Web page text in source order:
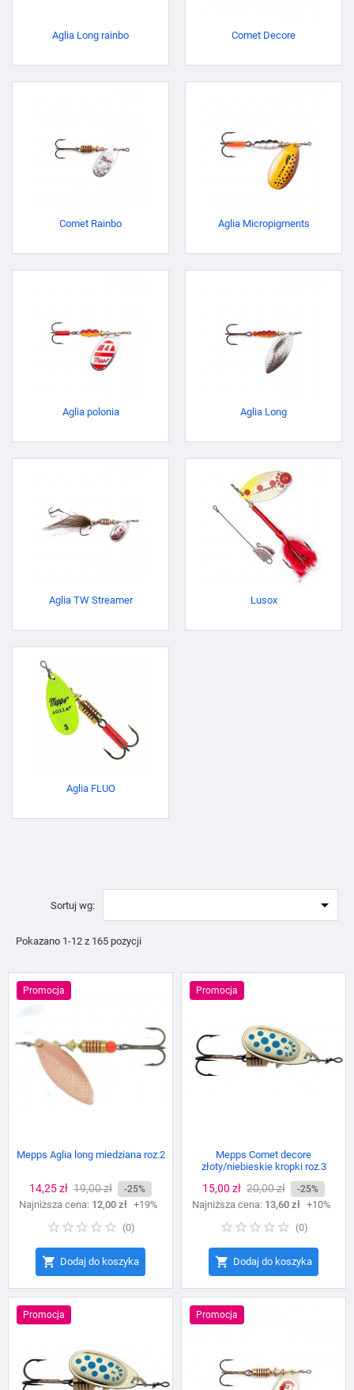
Aglia Long rainbo Comet Decore
Comet Rainbo Aglia Micropigments
Aglia polonia Aglia Long
Aglia TW Streamer Lusox
Aglia FLUO
Sortuj wg: 
Pokazano 1-12 z 165 pozycji
Promocja
Mepps Aglia long miedziana roz.2
Cena
14,25 zł Cena
podstawowa
19,00 zł -25%
Najniższa cena: 12,00 zł +19%
(0)
 Dodaj do koszyka
Promocja
Mepps Comet decore
złoty/niebieskie kropki roz.3
Cena
15,00 zł Cena
podstawowa
20,00 zł -25%
Najniższa cena: 13,60 zł +10%
(0)
 Dodaj do koszyka
Promocja Promocja